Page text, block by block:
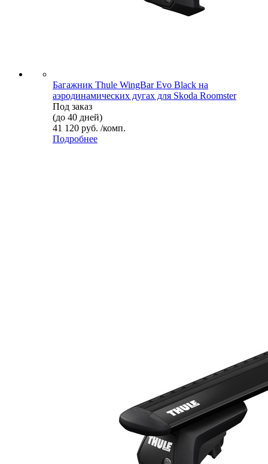
Багажник Thule WingBar Evo Black на
аэродинамических дугах для Skoda Roomster
Под заказ
(до 40 дней)
41 120 руб. /комп.
Подробнее